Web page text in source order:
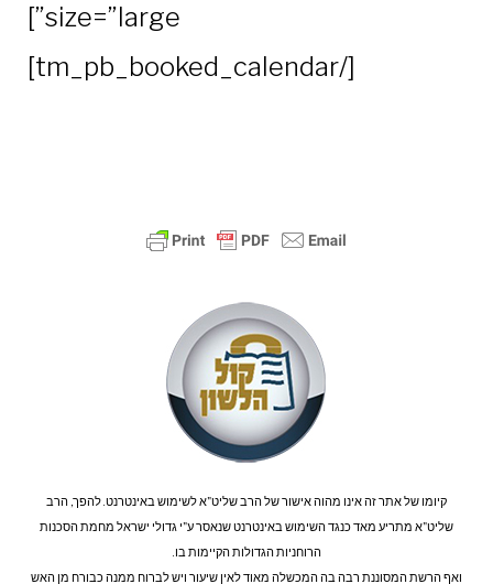
size=”large”]
[/tm_pb_booked_calendar]
קיומו של אתר זה אינו מהוה אישור של הרב שליט"א לשימוש באינטרנט. להפך, הרב
שליט"א מתריע מאד כנגד השימוש באינטרנט שנאסר ע"י גדולי ישראל מחמת הסכנות
הרוחניות הגדולות הקיימות בו.
ואף הרשת המסוננת רבה בה המכשלה מאוד לאין שיעור ויש לברוח ממנה כבורח מן האש